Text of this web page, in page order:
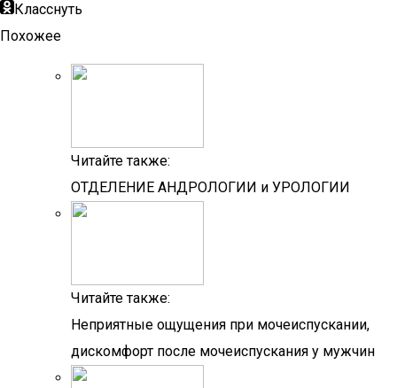
Класснуть
Похожее
Читайте также:
ОТДЕЛЕНИЕ АНДРОЛОГИИ и УРОЛОГИИ
Читайте также:
Неприятные ощущения при мочеиспускании,
дискомфорт после мочеиспускания у мужчин